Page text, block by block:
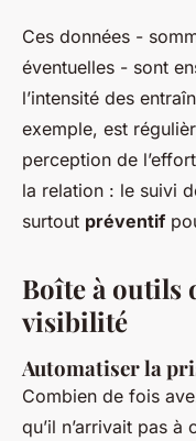
Ces données -
éventuelles - sont
l’intensité des
exemple, est
perception de
la relation : le suivi
surtout préventif
Boîte à outils
visibilité
Automatiser la
Combien de fois
qu’il n’arrivait pas